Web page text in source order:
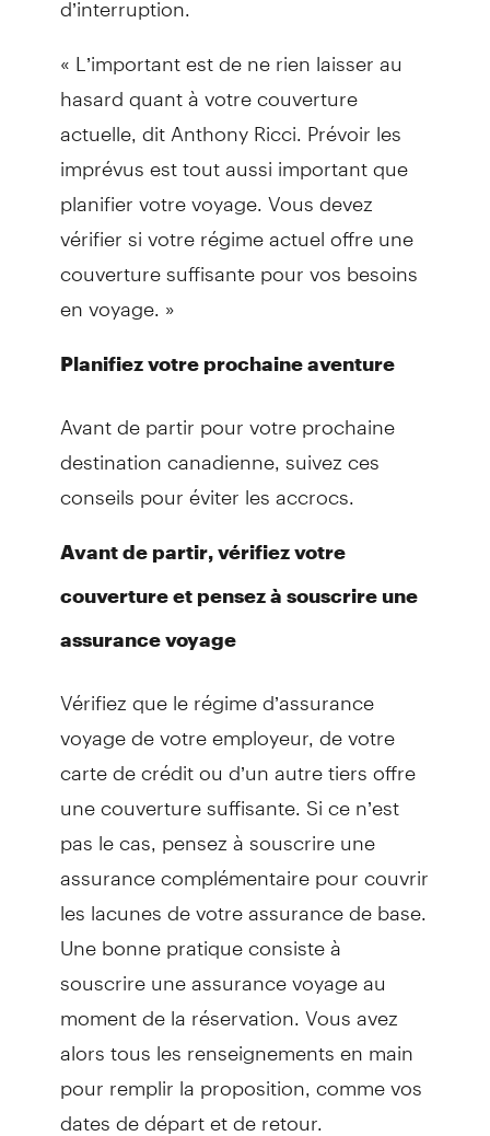
« L’important est de ne rien laisser au
hasard quant à votre couverture
actuelle, dit Anthony Ricci. Prévoir les
imprévus est tout aussi important que
planifier votre voyage. Vous devez
vérifier si votre régime actuel offre une
couverture suffisante pour vos besoins
en voyage. »
Planifiez votre prochaine aventure
Avant de partir pour votre prochaine
destination canadienne, suivez ces
conseils pour éviter les accrocs.
Avant de partir, vérifiez votre
couverture et pensez à souscrire une
assurance voyage
Vérifiez que le régime d’assurance
voyage de votre employeur, de votre
carte de crédit ou d’un autre tiers offre
une couverture suffisante. Si ce n’est
pas le cas, pensez à souscrire une
assurance complémentaire pour couvrir
les lacunes de votre assurance de base.
Une bonne pratique consiste à
souscrire une assurance voyage au
moment de la réservation. Vous avez
alors tous les renseignements en main
pour remplir la proposition, comme vos
dates de départ et de retour.